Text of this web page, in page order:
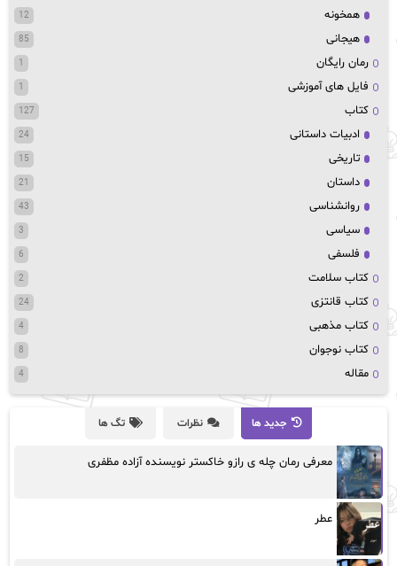
همخونه 12
هیجانی 85
رمان رایگان 1
فایل های آموزشی 1
کتاب 127
ادبیات داستانی 24
تاریخی 15
داستان 21
روانشناسی 43
سیاسی 3
فلسفی 6
کتاب سلامت 2
کتاب قانتزی 24
کتاب مذهبی 4
کتاب نوجوان 8
مقاله 4
جدید ها نظرات تگ ها
معرفی رمان چله ی رازو خاکستر نویسنده آزاده مظفری
عطر